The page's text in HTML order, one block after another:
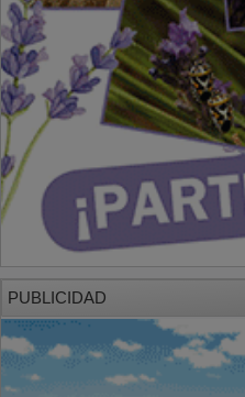
PUBLICIDAD